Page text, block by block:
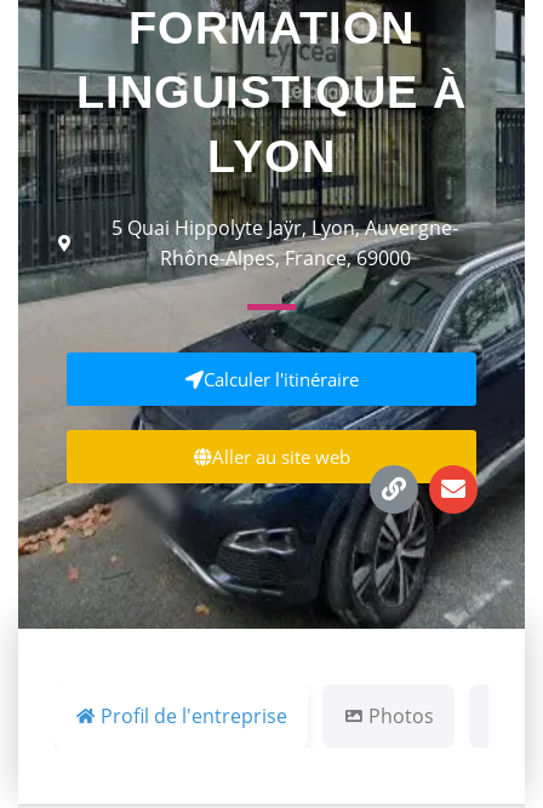
FORMATION
LINGUISTIQUE À
LYON
5 Quai Hippolyte Jaÿr, Lyon, Auvergne-
Rhône-Alpes, France, 69000
Calculer l'itinéraire
Aller au site web
Profil de l'entreprise Photos